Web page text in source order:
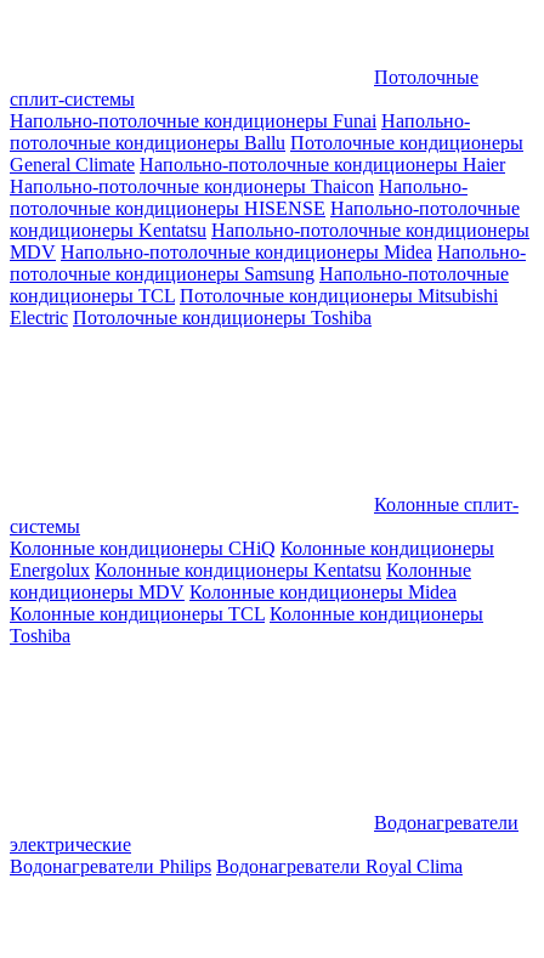
Потолочные
сплит-системы
Напольно-потолочные кондиционеры Funai Напольно-
потолочные кондиционеры Ballu Потолочные кондиционеры
General Climate Напольно-потолочные кондиционеры Haier
Напольно-потолочные кондионеры Thaicon Напольно-
потолочные кондиционеры HISENSE Напольно-потолочные
кондиционеры Kentatsu Напольно-потолочные кондиционеры
MDV Напольно-потолочные кондиционеры Midea Напольно-
потолочные кондиционеры Samsung Напольно-потолочные
кондиционеры TCL Потолочные кондиционеры Mitsubishi
Electric Потолочные кондиционеры Toshiba
Колонные сплит-
системы
Колонные кондиционеры CHiQ Колонные кондиционеры
Energolux Колонные кондиционеры Kentatsu Колонные
кондиционеры MDV Колонные кондиционеры Midea
Колонные кондиционеры TCL Колонные кондиционеры
Toshiba
Водонагреватели
электрические
Водонагреватели Philips Водонагреватели Royal Clima